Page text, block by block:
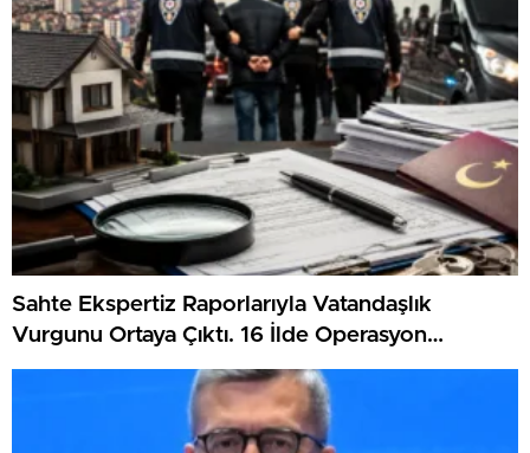
Sahte Ekspertiz Raporlarıyla Vatandaşlık
Vurgunu Ortaya Çıktı. 16 İlde Operasyon
Düzenlendi ve Binlerce Vatandaşlık İptal Edildi